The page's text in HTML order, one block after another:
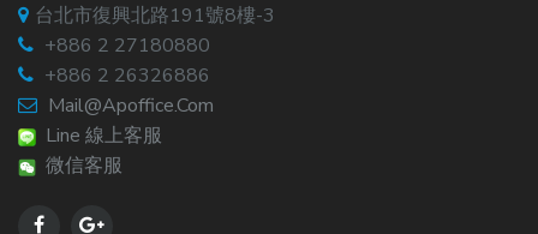
台北市復興北路191號8樓-3
+886 2 27180880
+886 2 26326886
Mail@apoffice.com
Line 線上客服
微信客服